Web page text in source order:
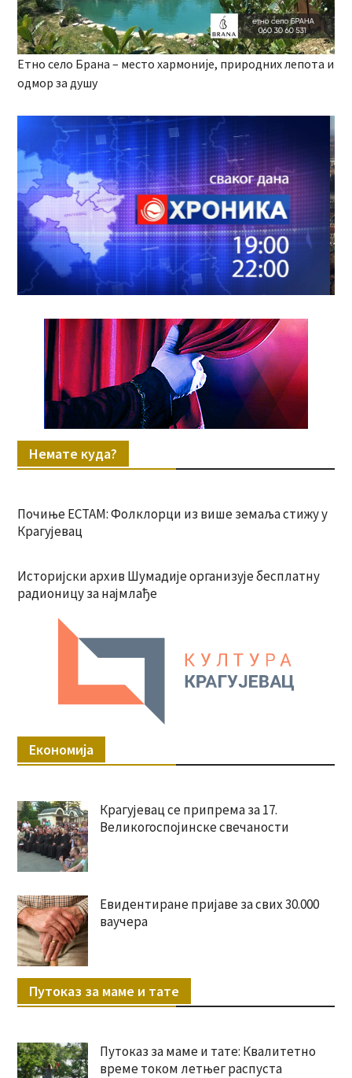
Етно село Брана – место хармоније, природних лепота и
одмор за душу
Немате куда?
Почиње ЕСТАМ: Фолклорци из више земаља стижу у
Крагујевац
Историјски архив Шумадије организује бесплатну
радионицу за најмлађе
Економија
Крагујевац се припрема за 17.
Великогоспојинске свечаности
Евидентиране пријаве за свих 30.000
ваучера
Путоказ за маме и тате
Путоказ за маме и тате: Квалитетно
време током летњег распуста